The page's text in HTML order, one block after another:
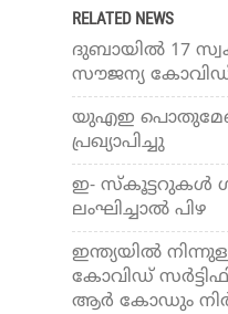
RELATED NEWS
ദുബായില്‍ 17
സൗജന്യ
യുഎഇ
പ്രഖ്യാപിച്ചു
ഇ- സ്‌കൂട്ടറുകള്‍
ലംഘിച്ചാല്‍ പിഴ
ഇന്ത്യയില്‍
കോവിഡ്
ആര്‍ കോഡും